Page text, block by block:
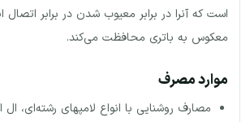
است که آنرا در برابر معیوب شدن در برابر اتصال
معکوس به باتری محافظت می‌کند.
موارد مصرف
مصارف روشنایی با انواع لامپهای رشته‌ای،